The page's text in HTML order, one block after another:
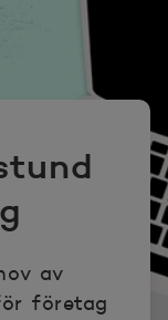
av
företag